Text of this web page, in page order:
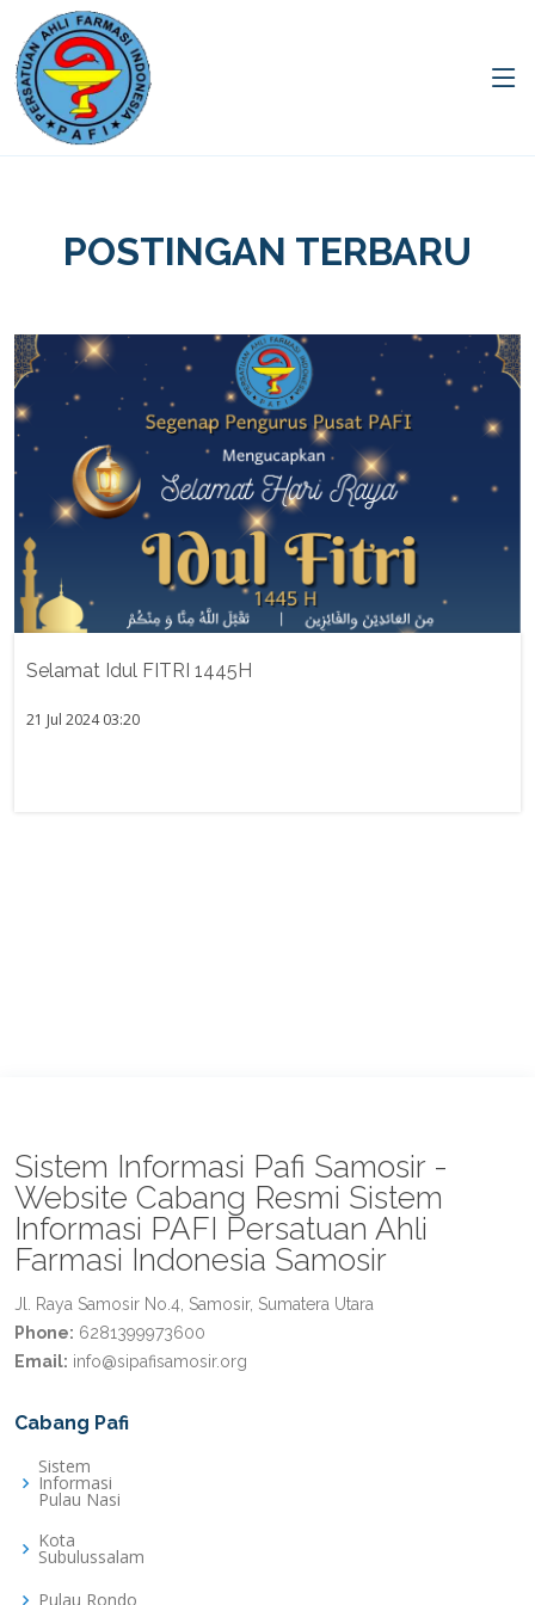
POSTINGAN TERBARU
Selamat Idul FITRI 1445H
21 Jul 2024 03:20
Sistem Informasi Pafi Samosir -
Website Cabang Resmi Sistem
Informasi PAFI Persatuan Ahli
Farmasi Indonesia Samosir
Jl. Raya Samosir No.4, Samosir, Sumatera Utara
Phone: 6281399973600
Email: info@sipafisamosir.org
Cabang Pafi
Sistem
Informasi
Pulau Nasi
Kota
Subulussalam
Pulau Rondo